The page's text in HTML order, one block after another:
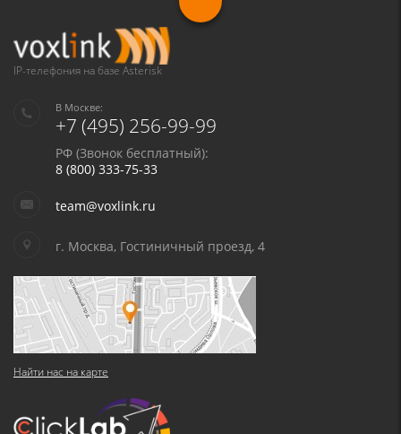
IP-телефония на базе Asterisk
В Москве:
+7 (495) 256-99-99
РФ (Звонок бесплатный):
8 (800) 333-75-33
team@voxlink.ru
г. Москва, Гостиничный проезд, 4
Найти нас на карте